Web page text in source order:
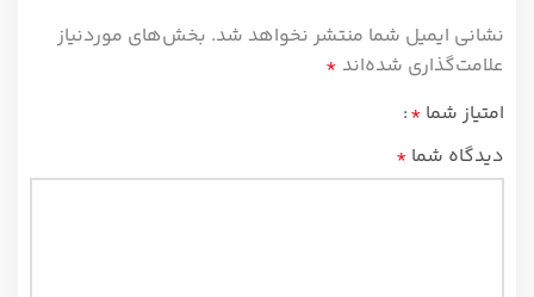
نشانی ایمیل شما منتشر نخواهد شد. بخش‌های موردنیاز
علامت‌گذاری شده‌اند *
امتیاز شما *
دیدگاه شما *